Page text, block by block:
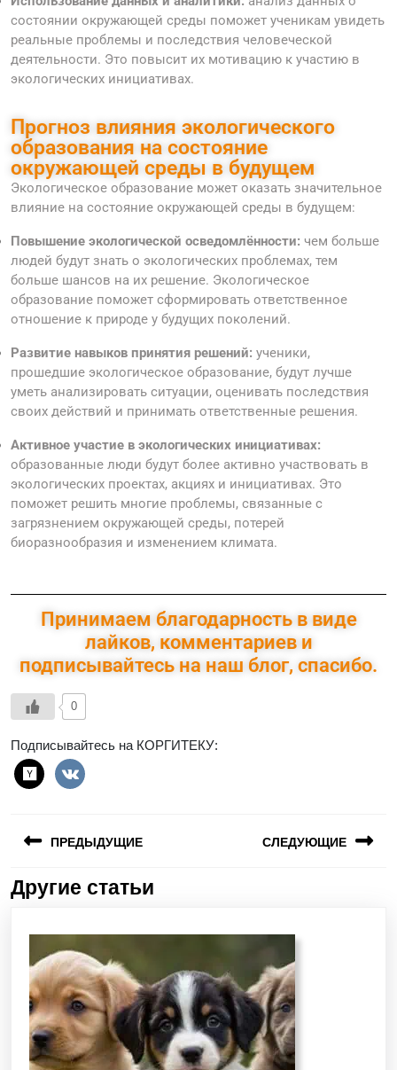
состоянии окружающей среды поможет ученикам увидеть
реальные проблемы и последствия человеческой
деятельности. Это повысит их мотивацию к участию в
экологических инициативах.
Прогноз влияния экологического
образования на состояние
окружающей среды в будущем
Экологическое образование может оказать значительное
влияние на состояние окружающей среды в будущем:
Повышение экологической осведомлённости: чем больше
людей будут знать о экологических проблемах, тем
больше шансов на их решение. Экологическое
образование поможет сформировать ответственное
отношение к природе у будущих поколений.
Развитие навыков принятия решений: ученики,
прошедшие экологическое образование, будут лучше
уметь анализировать ситуации, оценивать последствия
своих действий и принимать ответственные решения.
Активное участие в экологических инициативах:
образованные люди будут более активно участвовать в
экологических проектах, акциях и инициативах. Это
поможет решить многие проблемы, связанные с
загрязнением окружающей среды, потерей
биоразнообразия и изменением климата.
Принимаем благодарность в виде
лайков, комментариев и
подписывайтесь на наш блог, спасибо.
0
Подписывайтесь на КОРГИТЕКУ:
ПРЕДЫДУЩИЕ СЛЕДУЮЩИЕ
Другие статьи